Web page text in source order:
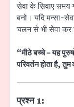
सेवा के सिवाए समय
बनो। यदि मन्सा-
चलन से भी सेवा कर
“मीठे बच्चे – यह
परिवर्तन होता है,
प्रश्न 1: